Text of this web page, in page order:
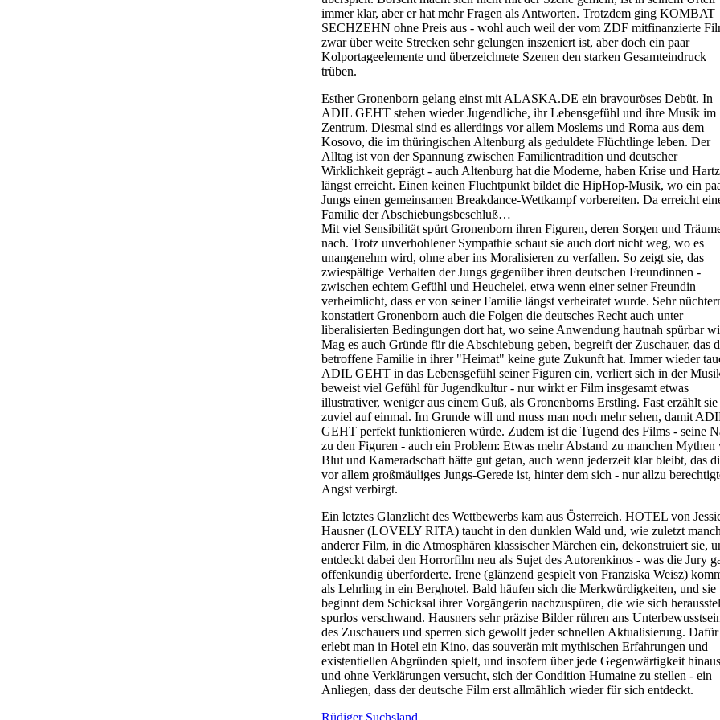
immer klar, aber er hat mehr Fragen als Antworten. Trotzdem ging KOMBAT
SECHZEHN ohne Preis aus - wohl auch weil der vom ZDF mitfinanzierte
zwar über weite Strecken sehr gelungen inszeniert ist, aber doch ein paar
Kolportageelemente und überzeichnete Szenen den starken Gesamteindruck
trüben.
Esther Gronenborn gelang einst mit ALASKA.DE ein bravouröses Debüt. In
ADIL GEHT stehen wieder Jugendliche, ihr Lebensgefühl und ihre Musik im
Zentrum. Diesmal sind es allerdings vor allem Moslems und Roma aus dem
Kosovo, die im thüringischen Altenburg als geduldete Flüchtlinge leben. Der
Alltag ist von der Spannung zwischen Familientradition und deutscher
Wirklichkeit geprägt - auch Altenburg hat die Moderne, haben Krise und
längst erreicht. Einen keinen Fluchtpunkt bildet die HipHop-Musik, wo ein
Jungs einen gemeinsamen Breakdance-Wettkampf vorbereiten. Da erreicht
Familie der Abschiebungsbeschluß…
Mit viel Sensibilität spürt Gronenborn ihren Figuren, deren Sorgen und
nach. Trotz unverhohlener Sympathie schaut sie auch dort nicht weg, wo es
unangenehm wird, ohne aber ins Moralisieren zu verfallen. So zeigt sie, das
zwiespältige Verhalten der Jungs gegenüber ihren deutschen Freundinnen -
zwischen echtem Gefühl und Heuchelei, etwa wenn einer seiner Freundin
verheimlicht, dass er von seiner Familie längst verheiratet wurde. Sehr
konstatiert Gronenborn auch die Folgen die deutsches Recht auch unter
liberalisierten Bedingungen dort hat, wo seine Anwendung hautnah spürbar
Mag es auch Gründe für die Abschiebung geben, begreift der Zuschauer, das
betroffene Familie in ihrer "Heimat" keine gute Zukunft hat. Immer wieder
ADIL GEHT in das Lebensgefühl seiner Figuren ein, verliert sich in der
beweist viel Gefühl für Jugendkultur - nur wirkt er Film insgesamt etwas
illustrativer, weniger aus einem Guß, als Gronenborns Erstling. Fast erzählt sie
zuviel auf einmal. Im Grunde will und muss man noch mehr sehen, damit
GEHT perfekt funktionieren würde. Zudem ist die Tugend des Films - seine
zu den Figuren - auch ein Problem: Etwas mehr Abstand zu manchen Mythen
Blut und Kameradschaft hätte gut getan, auch wenn jederzeit klar bleibt, das
vor allem großmäuliges Jungs-Gerede ist, hinter dem sich - nur allzu
Angst verbirgt.
Ein letztes Glanzlicht des Wettbewerbs kam aus Österreich. HOTEL von
Hausner (LOVELY RITA) taucht in den dunklen Wald und, wie zuletzt manch
anderer Film, in die Atmosphären klassischer Märchen ein, dekonstruiert sie,
entdeckt dabei den Horrorfilm neu als Sujet des Autorenkinos - was die Jury
offenkundig überforderte. Irene (glänzend gespielt von Franziska Weisz)
als Lehrling in ein Berghotel. Bald häufen sich die Merkwürdigkeiten, und sie
beginnt dem Schicksal ihrer Vorgängerin nachzuspüren, die wie sich
spurlos verschwand. Hausners sehr präzise Bilder rühren ans
des Zuschauers und sperren sich gewollt jeder schnellen Aktualisierung. Dafür
erlebt man in Hotel ein Kino, das souverän mit mythischen Erfahrungen und
existentiellen Abgründen spielt, und insofern über jede Gegenwärtigkeit hinaus
und ohne Verklärungen versucht, sich der Condition Humaine zu stellen - ein
Anliegen, dass der deutsche Film erst allmählich wieder für sich entdeckt.
Rüdiger Suchsland